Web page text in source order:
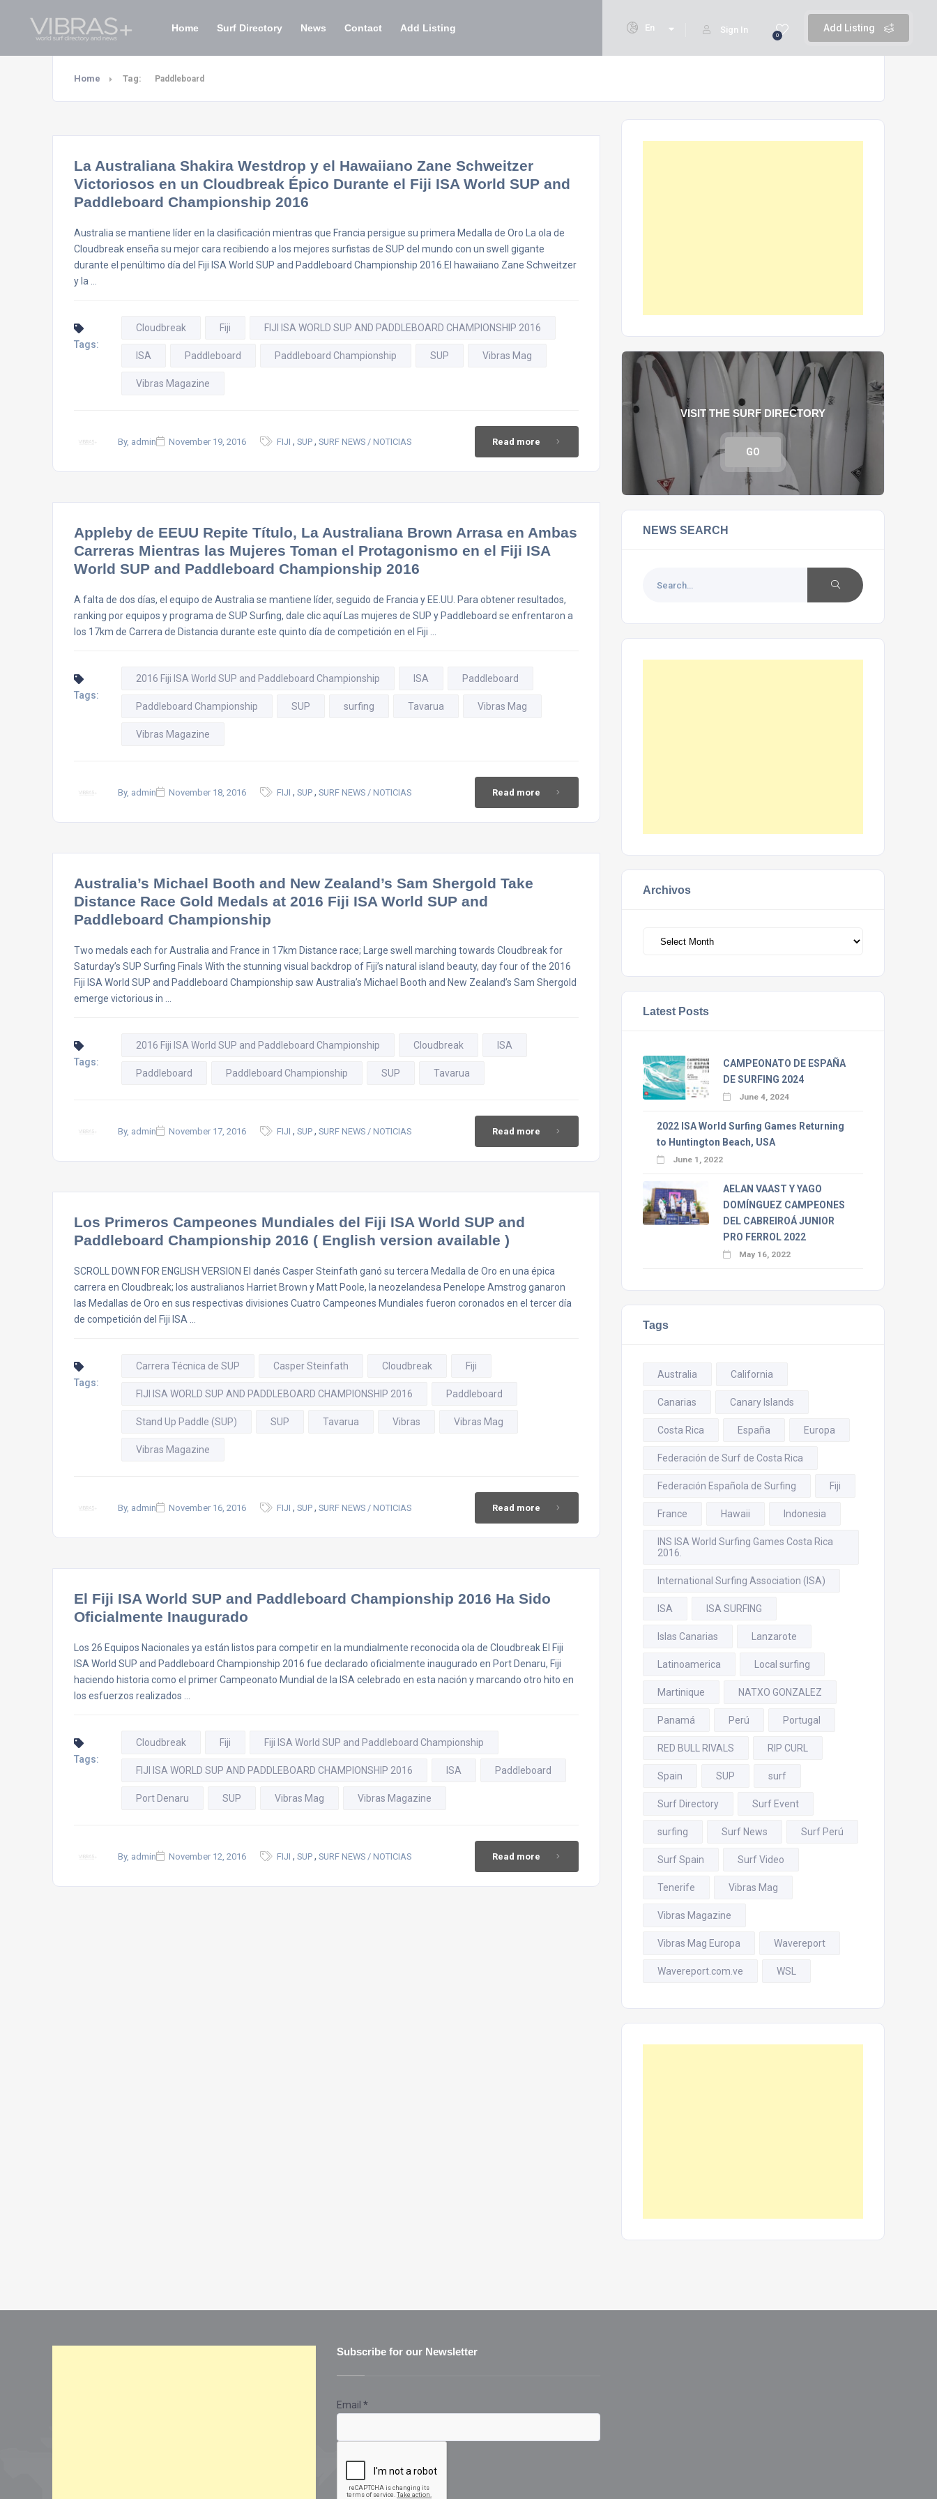
Add Listing
0
Sign In
En
Home Surf Directory News Contact Add Listing
Home Tag: Paddleboard
La Australiana Shakira Westdrop y el Hawaiiano Zane Schweitzer
Victoriosos en un Cloudbreak Épico Durante el Fiji ISA World SUP and
Paddleboard Championship 2016
Australia se mantiene líder en la clasificación mientras que Francia persigue su primera Medalla de Oro La ola de
Cloudbreak enseña su mejor cara recibiendo a los mejores surfistas de SUP del mundo con un swell gigante
durante el penúltimo día del Fiji ISA World SUP and Paddleboard Championship 2016.El hawaiiano Zane Schweitzer
y la …
Tags:
Cloudbreak Fiji FIJI ISA WORLD SUP AND PADDLEBOARD CHAMPIONSHIP 2016
ISA Paddleboard Paddleboard Championship SUP Vibras Mag
Vibras Magazine
By, admin November 19, 2016 FIJI , SUP , SURF NEWS / NOTICIAS Read more
Appleby de EEUU Repite Título, La Australiana Brown Arrasa en Ambas
Carreras Mientras las Mujeres Toman el Protagonismo en el Fiji ISA
World SUP and Paddleboard Championship 2016
A falta de dos días, el equipo de Australia se mantiene líder, seguido de Francia y EE.UU. Para obtener resultados,
ranking por equipos y programa de SUP Surfing, dale clic aquí Las mujeres de SUP y Paddleboard se enfrentaron a
los 17km de Carrera de Distancia durante este quinto día de competición en el Fiji …
Tags:
2016 Fiji ISA World SUP and Paddleboard Championship ISA Paddleboard
Paddleboard Championship SUP surfing Tavarua Vibras Mag
Vibras Magazine
By, admin November 18, 2016 FIJI , SUP , SURF NEWS / NOTICIAS Read more
Australia’s Michael Booth and New Zealand’s Sam Shergold Take
Distance Race Gold Medals at 2016 Fiji ISA World SUP and
Paddleboard Championship
Two medals each for Australia and France in 17km Distance race; Large swell marching towards Cloudbreak for
Saturday’s SUP Surfing Finals With the stunning visual backdrop of Fiji’s natural island beauty, day four of the 2016
Fiji ISA World SUP and Paddleboard Championship saw Australia’s Michael Booth and New Zealand’s Sam Shergold
emerge victorious in …
Tags:
2016 Fiji ISA World SUP and Paddleboard Championship Cloudbreak ISA
Paddleboard Paddleboard Championship SUP Tavarua
By, admin November 17, 2016 FIJI , SUP , SURF NEWS / NOTICIAS Read more
Los Primeros Campeones Mundiales del Fiji ISA World SUP and
Paddleboard Championship 2016 ( English version available )
SCROLL DOWN FOR ENGLISH VERSION El danés Casper Steinfath ganó su tercera Medalla de Oro en una épica
carrera en Cloudbreak; los australianos Harriet Brown y Matt Poole, la neozelandesa Penelope Amstrog ganaron
las Medallas de Oro en sus respectivas divisiones Cuatro Campeones Mundiales fueron coronados en el tercer día
de competición del Fiji ISA …
Tags:
Carrera Técnica de SUP Casper Steinfath Cloudbreak Fiji
FIJI ISA WORLD SUP AND PADDLEBOARD CHAMPIONSHIP 2016 Paddleboard
Stand Up Paddle (SUP) SUP Tavarua Vibras Vibras Mag
Vibras Magazine
By, admin November 16, 2016 FIJI , SUP , SURF NEWS / NOTICIAS Read more
El Fiji ISA World SUP and Paddleboard Championship 2016 Ha Sido
Oficialmente Inaugurado
Los 26 Equipos Nacionales ya están listos para competir en la mundialmente reconocida ola de Cloudbreak El Fiji
ISA World SUP and Paddleboard Championship 2016 fue declarado oficialmente inaugurado en Port Denaru, Fiji
haciendo historia como el primer Campeonato Mundial de la ISA celebrado en esta nación y marcando otro hito en
los esfuerzos realizados …
Tags:
Cloudbreak Fiji Fiji ISA World SUP and Paddleboard Championship
FIJI ISA WORLD SUP AND PADDLEBOARD CHAMPIONSHIP 2016 ISA Paddleboard
Port Denaru SUP Vibras Mag Vibras Magazine
By, admin November 12, 2016 FIJI , SUP , SURF NEWS / NOTICIAS Read more
VISIT THE SURF DIRECTORY
GO
NEWS SEARCH
Archivos
Latest Posts
CAMPEONATO DE ESPAÑA
DE SURFING 2024
June 4, 2024
2022 ISA World Surfing Games Returning
to Huntington Beach, USA
June 1, 2022
AELAN VAAST Y YAGO
DOMÍNGUEZ CAMPEONES
DEL CABREIROÁ JUNIOR
PRO FERROL 2022
May 16, 2022
Tags
Australia California
Canarias Canary Islands
Costa Rica España Europa
Federación de Surf de Costa Rica
Federación Española de Surfing Fiji
France Hawaii Indonesia
INS ISA World Surfing Games Costa Rica
2016.
International Surfing Association (ISA)
ISA ISA SURFING
Islas Canarias Lanzarote
Latinoamerica Local surfing
Martinique NATXO GONZALEZ
Panamá Perú Portugal
RED BULL RIVALS RIP CURL
Spain SUP surf
Surf Directory Surf Event
surfing Surf News Surf Perú
Surf Spain Surf Video
Tenerife Vibras Mag
Vibras Magazine
Vibras Mag Europa Wavereport
Wavereport.com.ve WSL
Subscribe for our Newsletter
Email *